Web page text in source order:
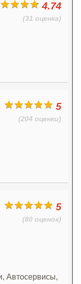
4.74
(31 оценка)
5
(204 оценки)
5
(80 оценок)
Автосервисы,